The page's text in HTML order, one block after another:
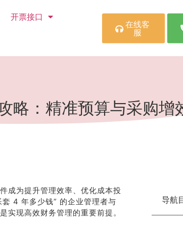
开票接口
在线客
服
略：精准预算与采购增
成为提升管理效率、优化成本投
4 年多少钱” 的企业管理者与
实现高效财务管理的重要前提。
导航